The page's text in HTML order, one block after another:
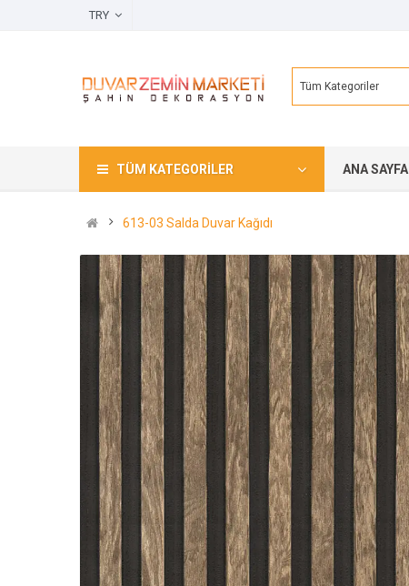
Tüm Kategoriler
TÜM KATEGORILER ANA SAYFA
613-03 Salda Duvar Kağıdı